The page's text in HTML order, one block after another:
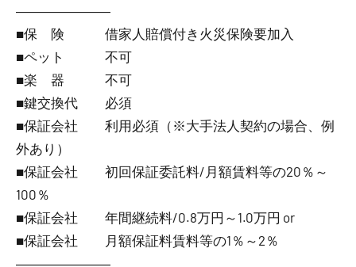
―――――――
■保 険 借家人賠償付き火災保険要加入
■ペット 不可
■楽 器 不可
■鍵交換代 必須
■保証会社 利用必須（※大手法人契約の場合、例
外あり）
■保証会社 初回保証委託料/月額賃料等の20％～
100％
■保証会社 年間継続料/0.8万円～1.0万円 or
■保証会社 月額保証料賃料等の1％～2％
―――――――